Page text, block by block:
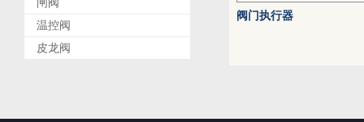
闸阀
温控阀
皮龙阀
阀门执行器